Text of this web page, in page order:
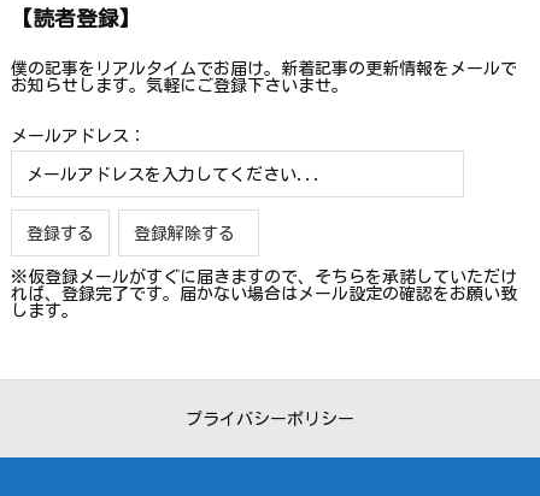
【読者登録】
僕の記事をリアルタイムでお届け。新着記事の更新情報をメールで
お知らせします。気軽にご登録下さいませ。
メールアドレス：
※仮登録メールがすぐに届きますので、そちらを承諾していただけ
れば、登録完了です。届かない場合はメール設定の確認をお願い致
します。
プライバシーポリシー